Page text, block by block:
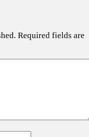
Required fields are